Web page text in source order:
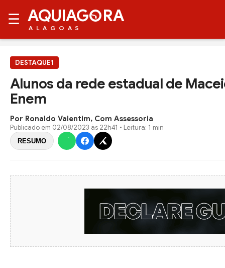
☰ AQUIAG RA
ALAGOAS
DESTAQUE1
Alunos da rede estadual de
Enem
Por Ronaldo Valentim, Com Assessoria
Publicado em 02/08/2023 às 22h41 • Leitura: 1 min
RESUMO